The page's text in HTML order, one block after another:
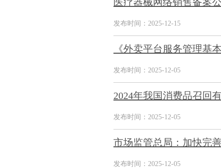
发布时间：2025-12-15
《外卖平台服务管理基
发布时间：2025-12-05
2024年我国消费品召回
发布时间：2025-12-05
市场监管总局：加快完
发布时间：2025-12-05